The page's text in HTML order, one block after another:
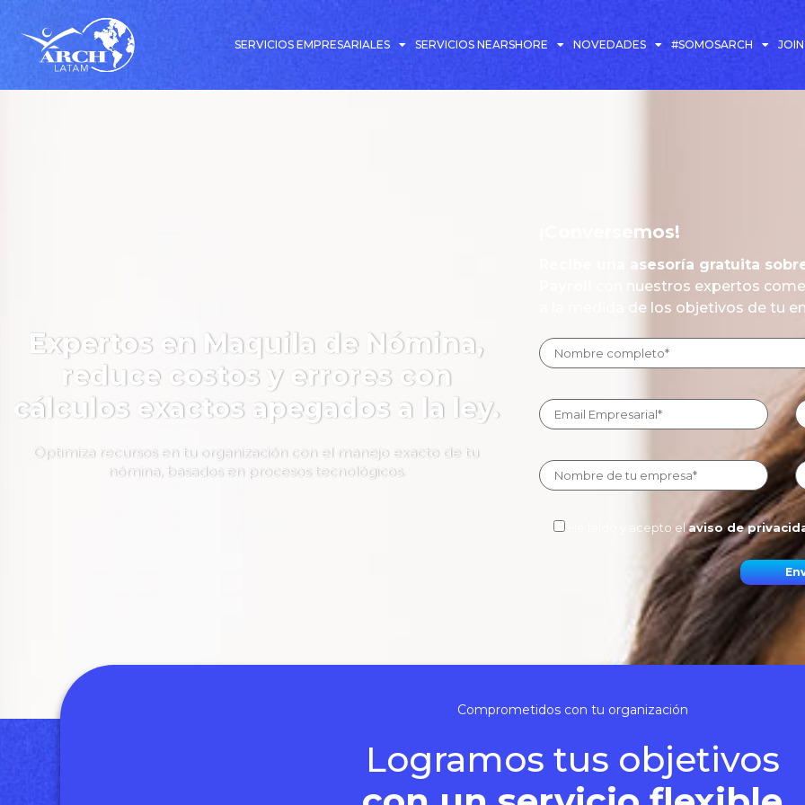
SERVICIOS EMPRESARIALES SERVICIOS NEARSHORE NOVEDADES #SOMOSARCH
Expertos en Maquila de Nómina,
reduce costos y errores con
cálculos exactos apegados a la ley.
Optimiza recursos en tu organización con el manejo exacto de tu
nómina, basados en procesos tecnológicos.
¡Conversemos!
Recibe una asesoría gratuita
con nuestros expertos
a la medida de los objetivos de tu
He leído y acepto elaviso de
Comprometidos con tu organización
Logramos tus objetivos